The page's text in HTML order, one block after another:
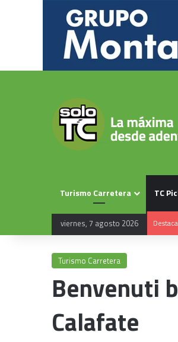
Turismo Carretera TC
viernes, 7 agosto 2026
Turismo Carretera
Benvenuti
Calafate